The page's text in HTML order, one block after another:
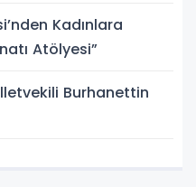
Kadınlara
Atölyesi”
Burhanettin